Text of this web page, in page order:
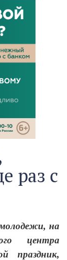
раз с
на
центра
праздник,